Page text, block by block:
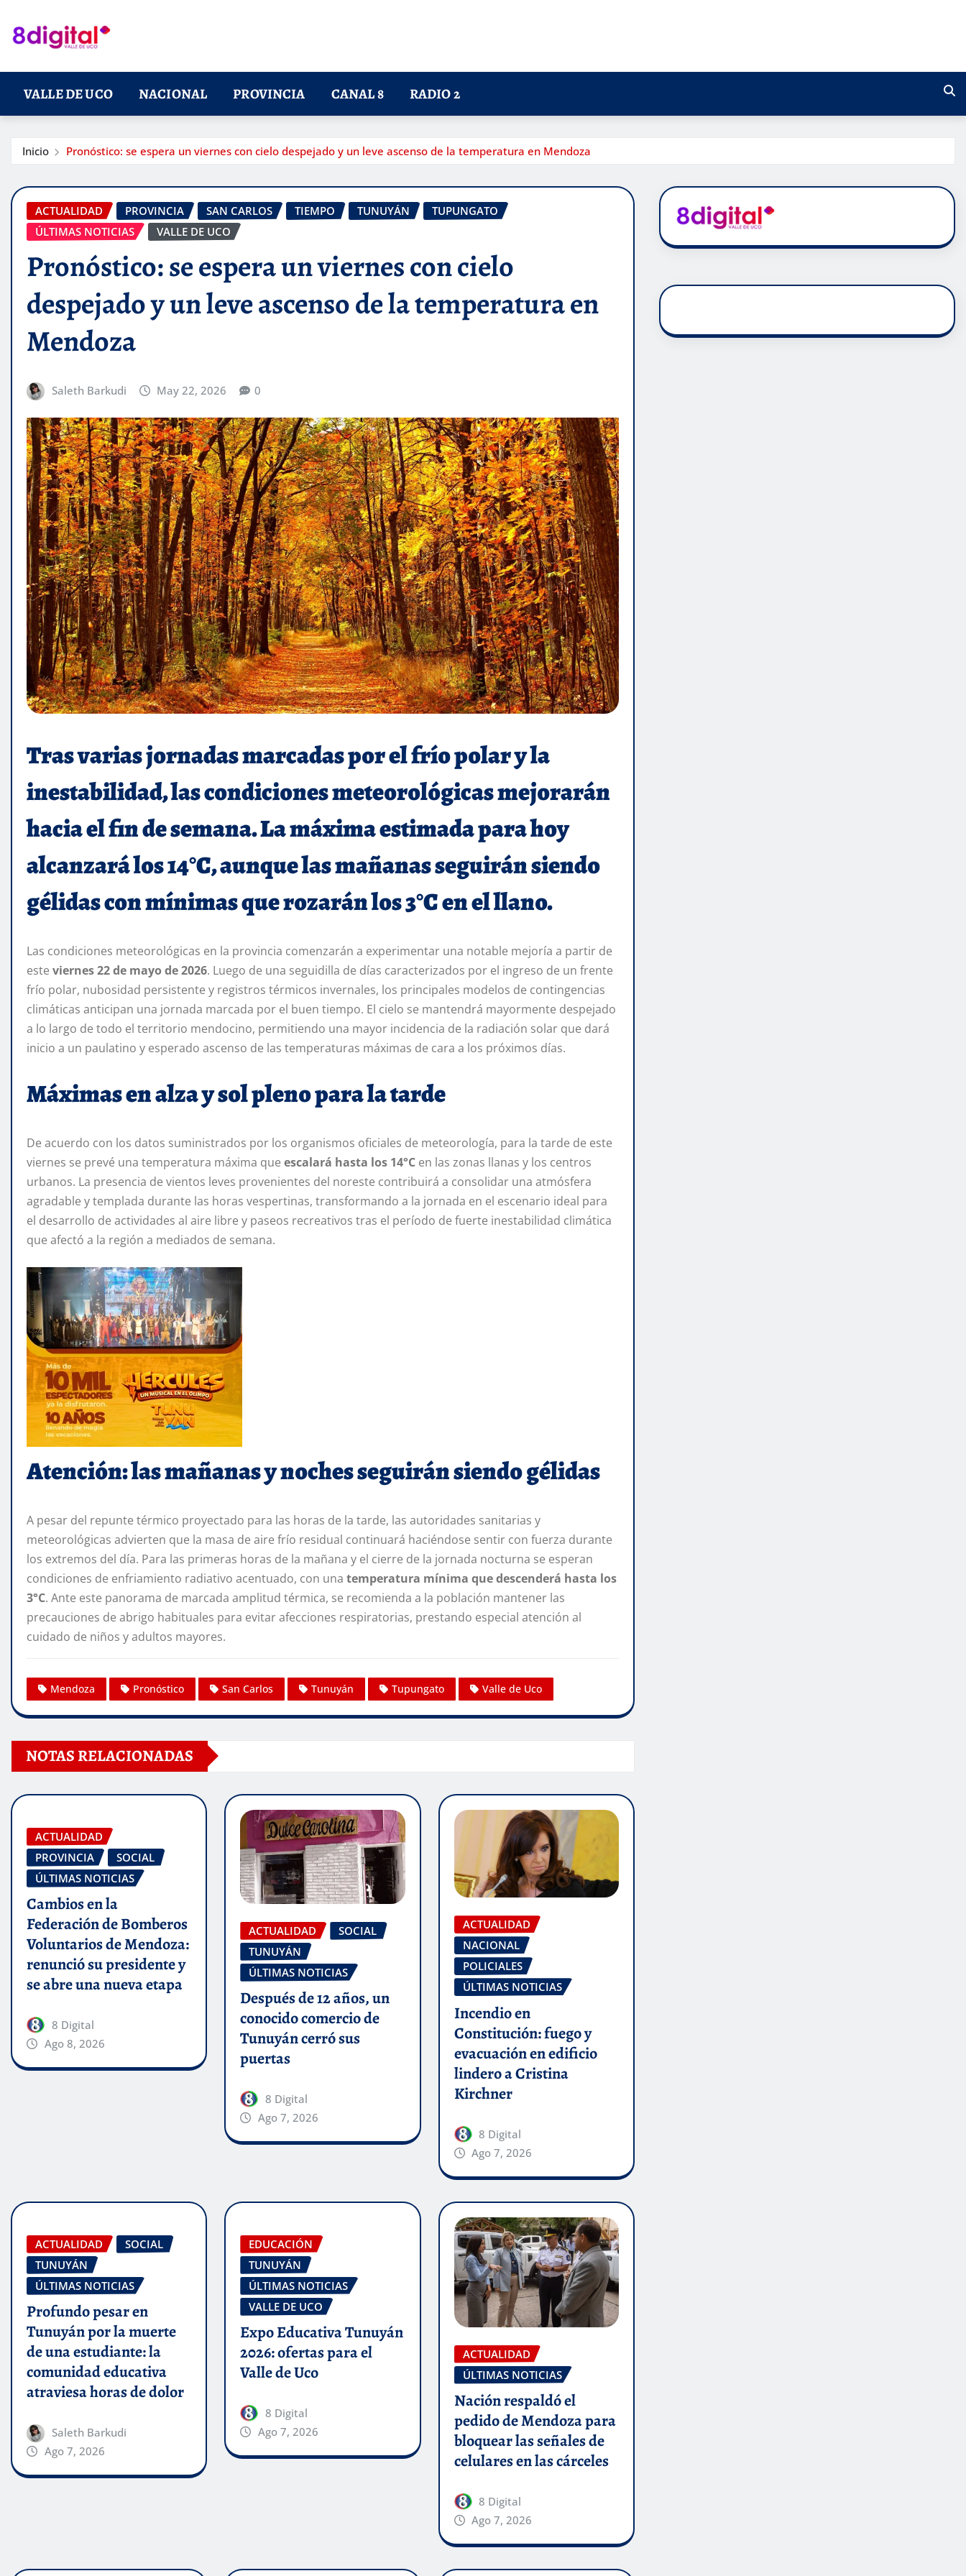
contenido
VALLE DE UCO NACIONAL PROVINCIA CANAL 8 RADIO 2
Inicio Pronóstico: se espera un viernes con cielo despejado y un leve ascenso de la temperatura en Mendoza
ACTUALIDAD PROVINCIA SAN CARLOS TIEMPO TUNUYÁN
TUPUNGATO
ÚLTIMAS NOTICIAS
VALLE DE UCO
Pronóstico: se espera un viernes con cielo
despejado y un leve ascenso de la temperatura en
Mendoza
Saleth Barkudi May 22, 2026 0
Tras varias jornadas marcadas por el frío polar y la
inestabilidad, las condiciones meteorológicas mejorarán
hacia el fin de semana. La máxima estimada para hoy
alcanzará los 14°C, aunque las mañanas seguirán siendo
gélidas con mínimas que rozarán los 3°C en el llano.
Las condiciones meteorológicas en la provincia comenzarán a experimentar una notable mejoría a partir de
este viernes 22 de mayo de 2026. Luego de una seguidilla de días caracterizados por el ingreso de un frente
frío polar, nubosidad persistente y registros térmicos invernales, los principales modelos de contingencias
climáticas anticipan una jornada marcada por el buen tiempo. El cielo se mantendrá mayormente despejado
a lo largo de todo el territorio mendocino, permitiendo una mayor incidencia de la radiación solar que dará
inicio a un paulatino y esperado ascenso de las temperaturas máximas de cara a los próximos días.
Máximas en alza y sol pleno para la tarde
De acuerdo con los datos suministrados por los organismos oficiales de meteorología, para la tarde de este
viernes se prevé una temperatura máxima que escalará hasta los 14°C en las zonas llanas y los centros
urbanos. La presencia de vientos leves provenientes del noreste contribuirá a consolidar una atmósfera
agradable y templada durante las horas vespertinas, transformando a la jornada en el escenario ideal para
el desarrollo de actividades al aire libre y paseos recreativos tras el período de fuerte inestabilidad climática
que afectó a la región a mediados de semana.
Atención: las mañanas y noches seguirán siendo gélidas
A pesar del repunte térmico proyectado para las horas de la tarde, las autoridades sanitarias y
meteorológicas advierten que la masa de aire frío residual continuará haciéndose sentir con fuerza durante
los extremos del día. Para las primeras horas de la mañana y el cierre de la jornada nocturna se esperan
condiciones de enfriamiento radiativo acentuado, con una temperatura mínima que descenderá hasta los
3°C. Ante este panorama de marcada amplitud térmica, se recomienda a la población mantener las
precauciones de abrigo habituales para evitar afecciones respiratorias, prestando especial atención al
cuidado de niños y adultos mayores.
Mendoza Pronóstico San Carlos Tunuyán Tupungato Valle de Uco
NOTAS RELACIONADAS
ACTUALIDAD
PROVINCIA
SOCIAL
ÚLTIMAS NOTICIAS
Cambios en la
Federación de Bomberos
Voluntarios de Mendoza:
renunció su presidente y
se abre una nueva etapa
8 Digital
Ago 8, 2026
ACTUALIDAD
SOCIAL
TUNUYÁN
ÚLTIMAS NOTICIAS
Después de 12 años, un
conocido comercio de
Tunuyán cerró sus
puertas
8 Digital
Ago 7, 2026
ACTUALIDAD
NACIONAL
POLICIALES
ÚLTIMAS NOTICIAS
Incendio en
Constitución: fuego y
evacuación en edificio
lindero a Cristina
Kirchner
8 Digital
Ago 7, 2026
ACTUALIDAD
SOCIAL
TUNUYÁN
ÚLTIMAS NOTICIAS
Profundo pesar en
Tunuyán por la muerte
de una estudiante: la
comunidad educativa
atraviesa horas de dolor
Saleth Barkudi
Ago 7, 2026
EDUCACIÓN
TUNUYÁN
ÚLTIMAS NOTICIAS
VALLE DE UCO
Expo Educativa Tunuyán
2026: ofertas para el
Valle de Uco
8 Digital
Ago 7, 2026
ACTUALIDAD
ÚLTIMAS NOTICIAS
Nación respaldó el
pedido de Mendoza para
bloquear las señales de
celulares en las cárceles
8 Digital
Ago 7, 2026